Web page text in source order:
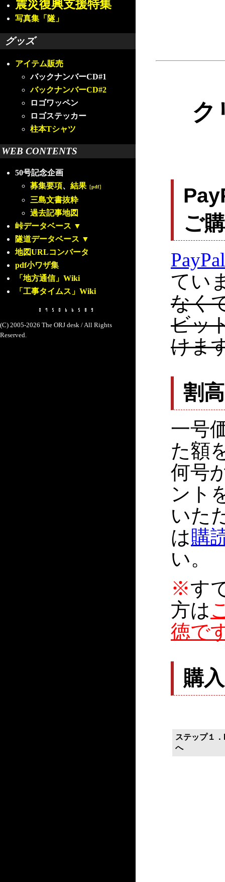
震災復興支援特集
写真集「隧」
グッズ
アイテム販売
バックナンバーCD#1
バックナンバーCD#2
ロゴワッペン
ロゴステッカー
柱本Tシャツ
WEB CONTENTS
50号記念企画
募集要項、 結果 ［pdf］
三島文書抜粋
過去記事地図
峠データベース ▼
隧道データベース ▼
地図URLコンバータ
pdf小ワザ集
「地方通信」Wiki
「工事タイムス」Wiki
(C) 2005-2026 The ORJ desk / All Rights
Reserved.
ク
ご
PayPal
てい
なく
ビッ
けま
割
一号
た額
何号
ント
いた
は購
い。
※す
方は
徳で
購
ステップ１
へ